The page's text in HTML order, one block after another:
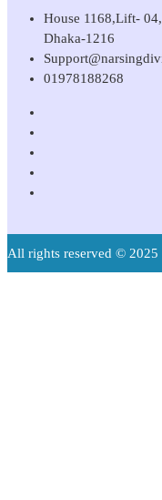
House 1168,Lift-
Dhaka-1216
01978188268
All rights reserved © 2025